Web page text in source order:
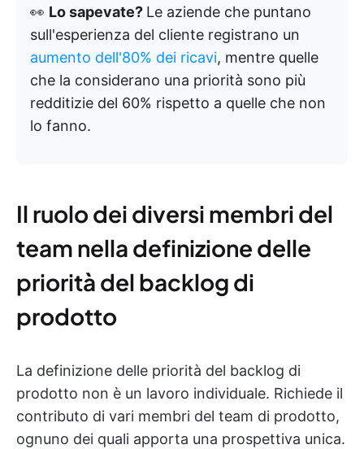
👀 Lo sapevate? Le aziende che puntano
sull'esperienza del cliente registrano un
aumento dell'80% dei ricavi, mentre quelle
che la considerano una priorità sono più
redditizie del 60% rispetto a quelle che non
lo fanno.
Il ruolo dei diversi membri del
team nella definizione delle
priorità del backlog di
prodotto
La definizione delle priorità del backlog di
prodotto non è un lavoro individuale. Richiede il
contributo di vari membri del team di prodotto,
ognuno dei quali apporta una prospettiva unica.